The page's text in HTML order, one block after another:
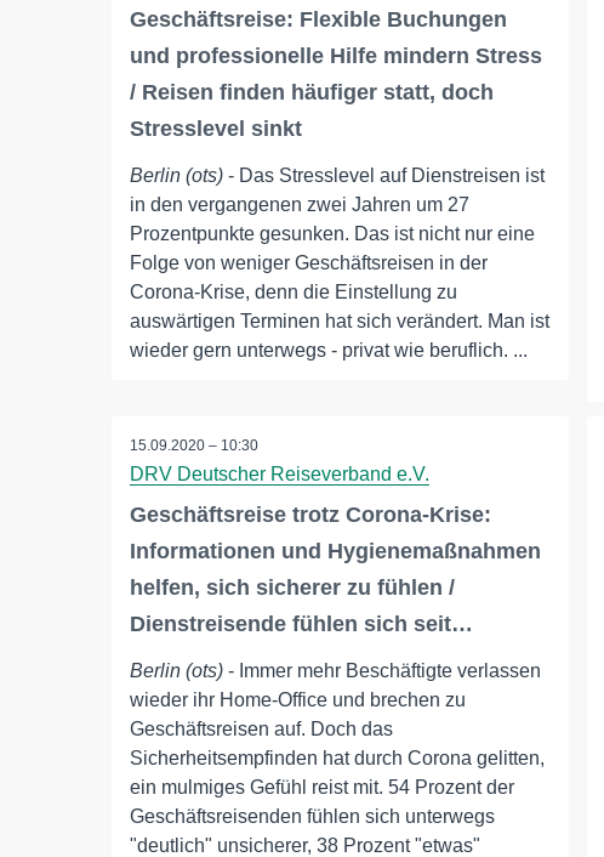
Geschäftsreise: Flexible Buchungen
und professionelle Hilfe mindern Stress
/ Reisen finden häufiger statt, doch
Stresslevel sinkt
Berlin (ots) - Das Stresslevel auf Dienstreisen ist
in den vergangenen zwei Jahren um 27
Prozentpunkte gesunken. Das ist nicht nur eine
Folge von weniger Geschäftsreisen in der
Corona-Krise, denn die Einstellung zu
auswärtigen Terminen hat sich verändert. Man ist
wieder gern unterwegs - privat wie beruflich. ...
15.09.2020 – 10:30
DRV Deutscher Reiseverband e.V.
Geschäftsreise trotz Corona-Krise:
Informationen und Hygienemaßnahmen
helfen, sich sicherer zu fühlen /
Dienstreisende fühlen sich seit…
Berlin (ots) - Immer mehr Beschäftigte verlassen
wieder ihr Home-Office und brechen zu
Geschäftsreisen auf. Doch das
Sicherheitsempfinden hat durch Corona gelitten,
ein mulmiges Gefühl reist mit. 54 Prozent der
Geschäftsreisenden fühlen sich unterwegs
"deutlich" unsicherer, 38 Prozent "etwas"